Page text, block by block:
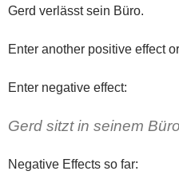
Gerd verlässt sein Büro.
Enter another positive effect
Enter negative effect:
Gerd sitzt in seinem
Negative Effects so far: